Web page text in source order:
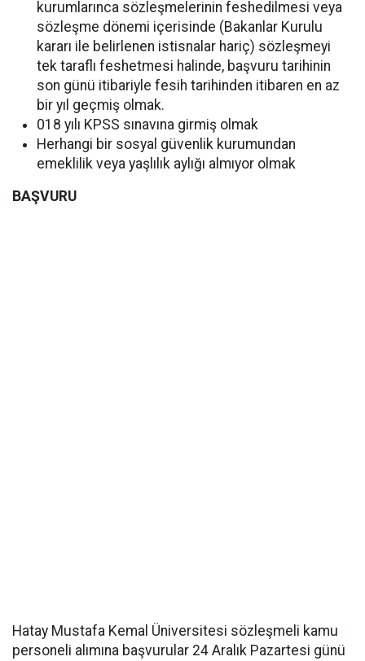
kurumlarınca sözleşmelerinin feshedilmesi veya
sözleşme dönemi içerisinde (Bakanlar Kurulu
kararı ile belirlenen istisnalar hariç) sözleşmeyi
tek taraflı feshetmesi halinde, başvuru tarihinin
son günü itibariyle fesih tarihinden itibaren en az
bir yıl geçmiş olmak.
018 yılı KPSS sınavına girmiş olmak
Herhangi bir sosyal güvenlik kurumundan
emeklilik veya yaşlılık aylığı almıyor olmak
BAŞVURU
Hatay Mustafa Kemal Üniversitesi sözleşmeli kamu
personeli alımına başvurular 24 Aralık Pazartesi günü